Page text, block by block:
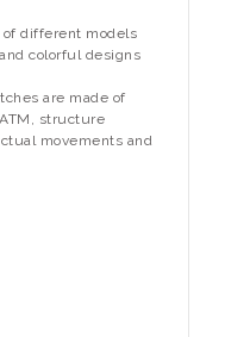
different models
colorful designs
are made of
structure
movements and